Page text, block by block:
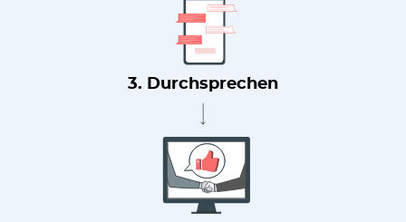
3. Durchsprechen